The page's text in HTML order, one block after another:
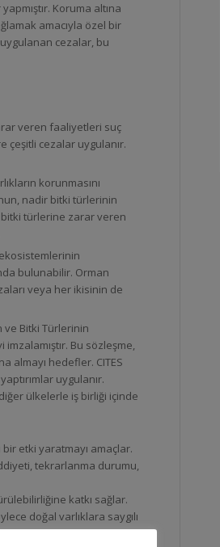
Koruma altına
amacıyla özel bir
cezalar, bu
veren faaliyetleri suç
çeşitli cezalar uygulanır.
korunmasını
nadir bitki türlerinin
bitki türlerine zarar veren
bulunabilir. Orman
veya her ikisinin de
ve Bitki Türlerinin
Bu sözleşme,
almayı hedefler. CITES
uygulanır.
ülkelerle iş birliği içinde
etki yaratmayı amaçlar.
tekrarlanma durumu,
katkı sağlar.
doğal varlıklara saygılı